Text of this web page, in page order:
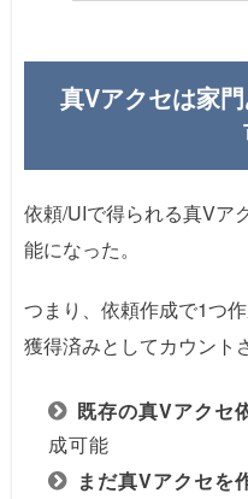
真Vアクセは家
依頼/UIで得られる真Vア
能になった。
つまり、依頼作成で1つ
獲得済みとしてカウント
既存の真Vアクセ
成可能
まだ真Vアクセを